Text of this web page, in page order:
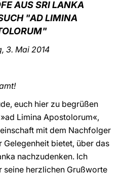
中文
LATINE
AUS SRI LANKA
"AD LIMINA
3. Mai 2014
euch hier zu begrüßen
Limina Apostolorum«,
mit dem Nachfolger
Gelegenheit bietet, über das
nachzudenken. Ich
seine herzlichen Grußworte